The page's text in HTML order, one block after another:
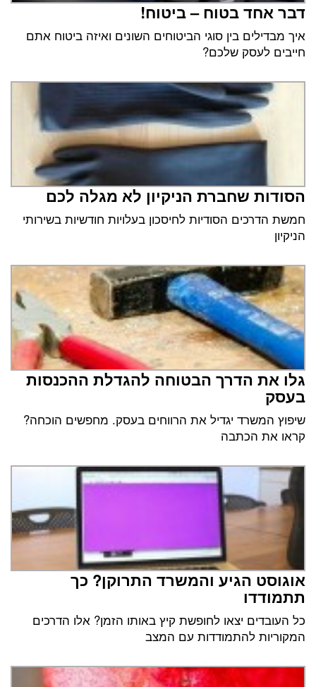
דבר אחד בטוח – ביטוח!
איך מבדילים בין סוגי הביטוחים השונים ואיזה ביטוח אתם
חייבים לעסק שלכם?
הסודות שחברת הניקיון לא מגלה לכם
חמשת הדרכים הסודיות לחיסכון בעלויות חודשיות בשירותי
הניקיון
גלו את הדרך הבטוחה להגדלת ההכנסות
בעסק
שיפוץ המשרד יגדיל את הרווחים בעסק. מחפשים הוכחה?
קראו את הכתבה
אוגוסט הגיע והמשרד התרוקן? כך
תתמודדו
כל העובדים יצאו לחופשת קיץ באותו הזמן? אלו הדרכים
המקוריות להתמודדות עם המצב